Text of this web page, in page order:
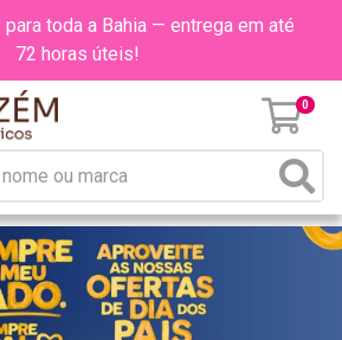
toda a Bahia — entrega em até
72 horas úteis!
0